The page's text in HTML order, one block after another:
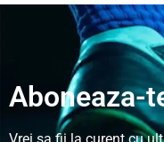
Aboneaza-